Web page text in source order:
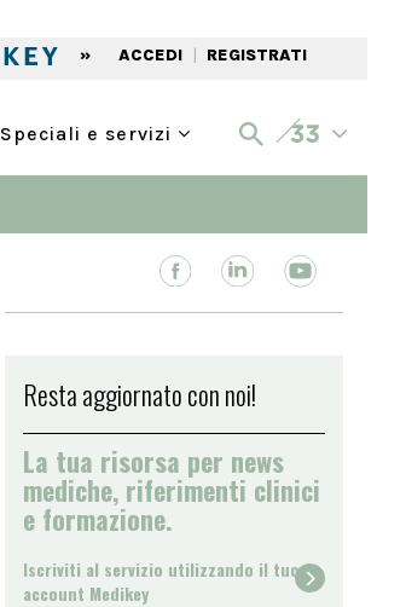
» ACCEDI | REGISTRATI
Speciali e servizi
Resta aggiornato con noi!
La tua risorsa per news
mediche, riferimenti clinici
e formazione.
Iscriviti al servizio utilizzando il tuo
account Medikey